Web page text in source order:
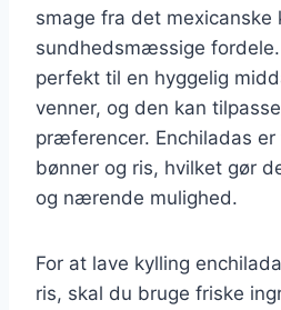
smage fra det mexicanske
sundhedsmæssige
perfekt til en hyggelig
venner, og den kan
præferencer. Enchiladas
bønner og ris, hvilket gør
og nærende mulighed.
For at lave kylling
ris, skal du bruge friske